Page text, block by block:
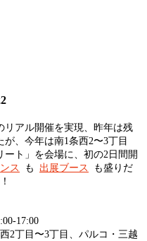
アル開催を実現、昨年は残
、今年は南1条西2〜3丁目
ート」を会場に、初の2日間開
ス も 出展ブース
も盛りだ
17:00
2丁目〜3丁目、パルコ・三越